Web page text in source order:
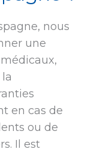
nous
une
en cas de
ou de
Il est